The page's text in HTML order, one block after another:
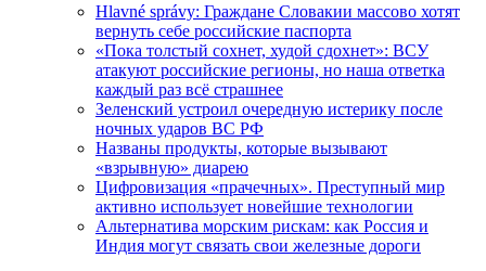
Hlavné správy: Граждане Словакии массово хотят
вернуть себе российские паспорта
«Пока толстый сохнет, худой сдохнет»: ВСУ
атакуют российские регионы, но наша ответка
каждый раз всё страшнее
Зеленский устроил очередную истерику после
ночных ударов ВС РФ
Названы продукты, которые вызывают
«взрывную» диарею
Цифровизация «прачечных». Преступный мир
активно использует новейшие технологии
Альтернатива морским рискам: как Россия и
Индия могут связать свои железные дороги